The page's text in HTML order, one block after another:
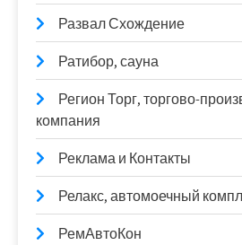
Развал Схождение
Ратибор, сауна
Регион Торг, торгово-
компания
Реклама и Контакты
Релакс, автомоечный
РемАвтоКон